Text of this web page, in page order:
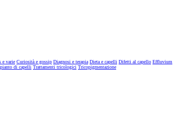
e varie Curiosità e gossip Diagnosi e terapia Dieta e capelli Difetti al capello Effluvium
di capelli Trattamenti tricologici Tricopigmentazione